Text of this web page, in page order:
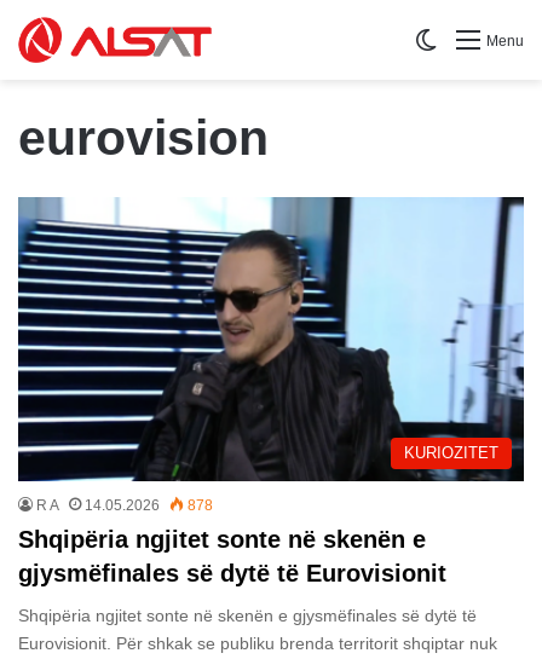
Menu
Switch skin
eurovision
KURIOZITET
R A 14.05.2026 878
Shqipëria ngjitet sonte në skenën e
gjysmëfinales së dytë të Eurovisionit
Shqipëria ngjitet sonte në skenën e gjysmëfinales së dytë të
Eurovisionit. Për shkak se publiku brenda territorit shqiptar nuk